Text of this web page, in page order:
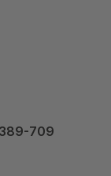
709